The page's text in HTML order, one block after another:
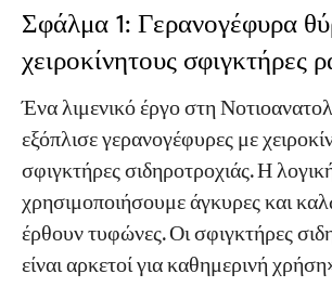
Σφάλμα 1: Γερανογέφυρα
χειροκίνητους σφιγκτήρες
Ένα λιμενικό έργο στη
εξόπλισε γερανογέφυρες με
σφιγκτήρες σιδηροτροχιάς. Η
χρησιμοποιήσουμε άγκυρες και
έρθουν τυφώνες. Οι σφιγκτήρες
είναι αρκετοί για καθημερινή